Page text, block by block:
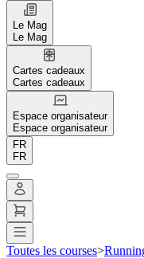
Le Mag
Le Mag
Cartes cadeaux
Cartes cadeaux
Espace organisateur
Espace organisateur
FR
FR
Toutes les courses>